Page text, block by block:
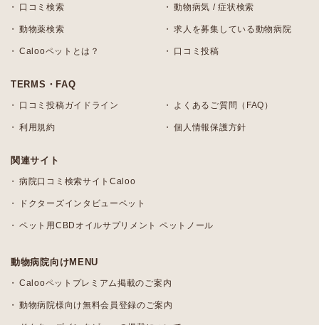
口コミ検索 動物病気 / 症状検索
動物薬検索 求人を募集している動物病院
Calooペットとは？ 口コミ投稿
TERMS・FAQ
口コミ投稿ガイドライン よくあるご質問（FAQ）
利用規約 個人情報保護方針
関連サイト
病院口コミ検索サイトCaloo
ドクターズインタビューペット
ペット用CBDオイルサプリメント ペットノール
動物病院向けMENU
Calooペットプレミアム掲載のご案内
動物病院様向け無料会員登録のご案内